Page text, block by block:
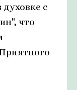
с
что